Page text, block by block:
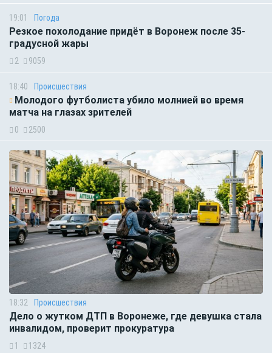
19:01 Погода
Резкое похолодание придёт в Воронеж после 35-
градусной жары
2 9059
18:40 Происшествия
Молодого футболиста убило молнией во время
матча на глазах зрителей
0 2500
18:32 Происшествия
Дело о жутком ДТП в Воронеже, где девушка стала
инвалидом, проверит прокуратура
1 1324